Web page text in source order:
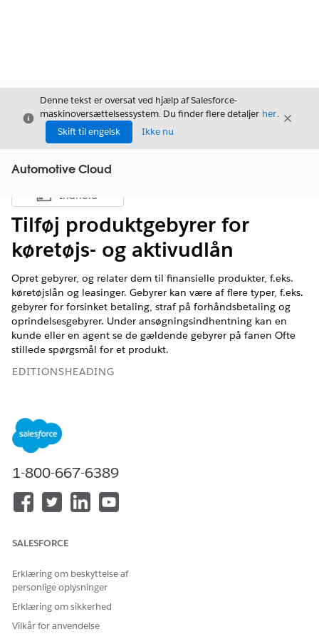
Luk
Denne tekst er oversat ved hjælp af Salesforce-
maskinoversættelsessystem. Du finder flere detaljer her.
Skift til engelsk
Ikke nu
Luk
Automotive Cloud
Vis indholdsfortegnelse
Indhold
Tilføj produktgebyrer for
køretøjs- og aktivudlån
Opret gebyrer, og relater dem til finansielle produkter, f.eks.
køretøjslån og leasinger. Gebyrer kan være af flere typer, f.eks.
gebyrer for forsinket betaling, straf på forhåndsbetaling og
oprindelsesgebyrer. Under ansøgningsindhentning kan en
kunde eller en agent se de gældende gebyrer på fanen Ofte
stillede spørgsmål for et produkt.
EDITIONSHEADING
Hvis du vil oprette
produktgebyrer:
derefter vælgeProduktgebyrer
Klik påNypå listevisningssiden for produktgebyrer.
For Frekvens skal du vælge
Angiv et beløb.
Angiv en gyldig startdato og en gyldig slutdato.
1-800-667-6389
SALESFORCE
Erklæring om beskyttelse af
personlige oplysninger
Erklæring om sikkerhed
Vilkår for anvendelse